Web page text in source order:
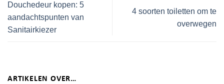
Douchedeur kopen: 5
aandachtspunten van
Sanitairkiezer
4 soorten toiletten om te
overwegen
ARTIKELEN OVER…